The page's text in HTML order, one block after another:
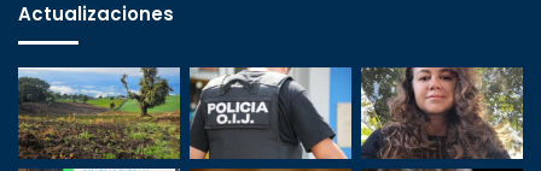
Actualizaciones